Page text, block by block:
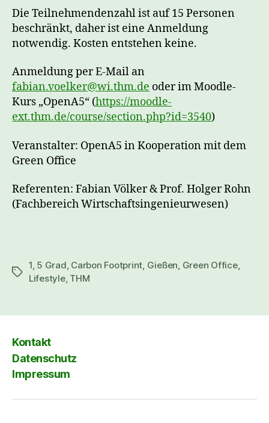
Die Teilnehmendenzahl ist auf 15 Personen
beschränkt, daher ist eine Anmeldung
notwendig. Kosten entstehen keine.
Anmeldung per E-Mail an
fabian.voelker@wi.thm.de oder im Moodle-
Kurs „OpenA5“ (https://moodle-
ext.thm.de/course/section.php?id=3540)
Veranstalter: OpenA5 in Kooperation mit dem
Green Office
Referenten: Fabian Völker & Prof. Holger Rohn
(Fachbereich Wirtschaftsingenieurwesen)
Schlagwörter
1 5 Grad Carbon Footprint Gießen Green Office,
Lifestyle, THM
Kontakt
Datenschutz
Impressum